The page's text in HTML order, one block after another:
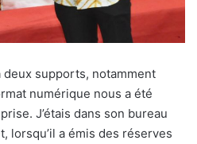
supports, notamment
numérique nous a été
J’étais dans son bureau
lorsqu’il a émis des réserves